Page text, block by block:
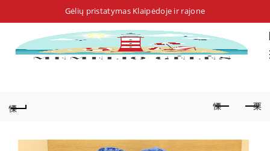
Gėlių pristatymas Klaipėdoje ir rajone